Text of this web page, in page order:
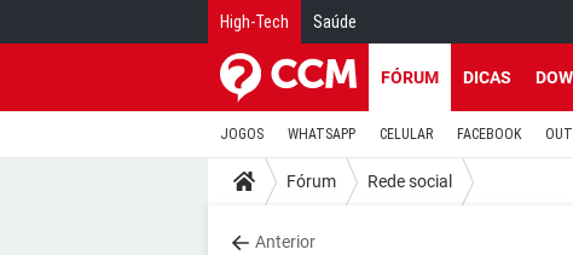
High-Tech Saúde
FÓRUM DICAS
JOGOS WHATSAPP CELULAR FACEBOOK
Fórum Rede social
Anterior